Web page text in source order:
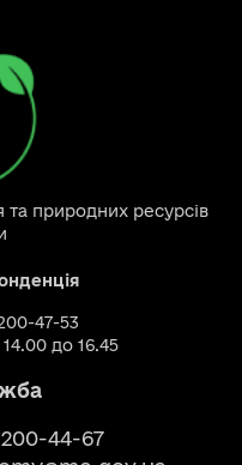
та природних ресурсів
47-53
до 16.45
44-67